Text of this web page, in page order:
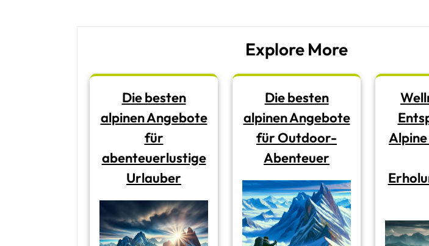
Explore More
Die besten
alpinen Angebote
für
abenteuerlustige
Urlauber
Die besten
alpinen Angebote
für Outdoor-
Abenteuer